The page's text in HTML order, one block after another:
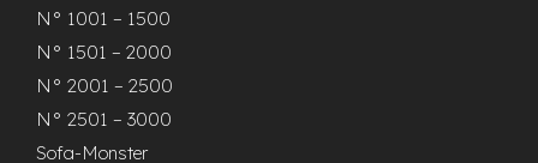
N° 1001 – 1500
N° 1501 – 2000
N° 2001 – 2500
N° 2501 – 3000
Sofa-Monster